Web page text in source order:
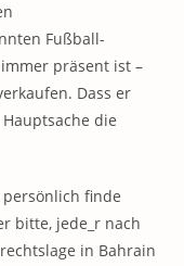
Fußball-
präsent ist –
Dass er
die
persönlich finde
bitte, jede_r nach
in Bahrain